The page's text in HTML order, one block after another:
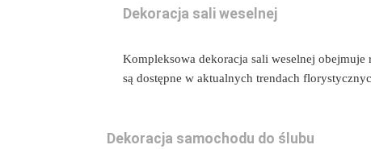
Dekoracja sali weselnej
Kompleksowa dekoracja sali weselnej
są dostępne w aktualnych trendach
Dekoracja samochodu do ślubu